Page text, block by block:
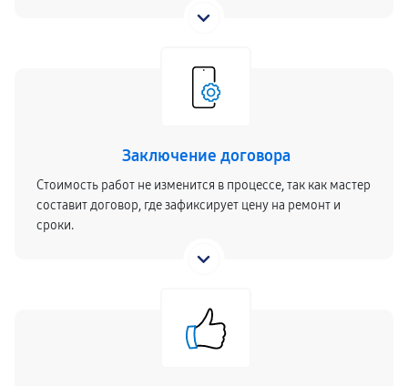
Заключение договора
Стоимость работ не изменится в процессе, так как мастер
составит договор, где зафиксирует цену на ремонт и
сроки.